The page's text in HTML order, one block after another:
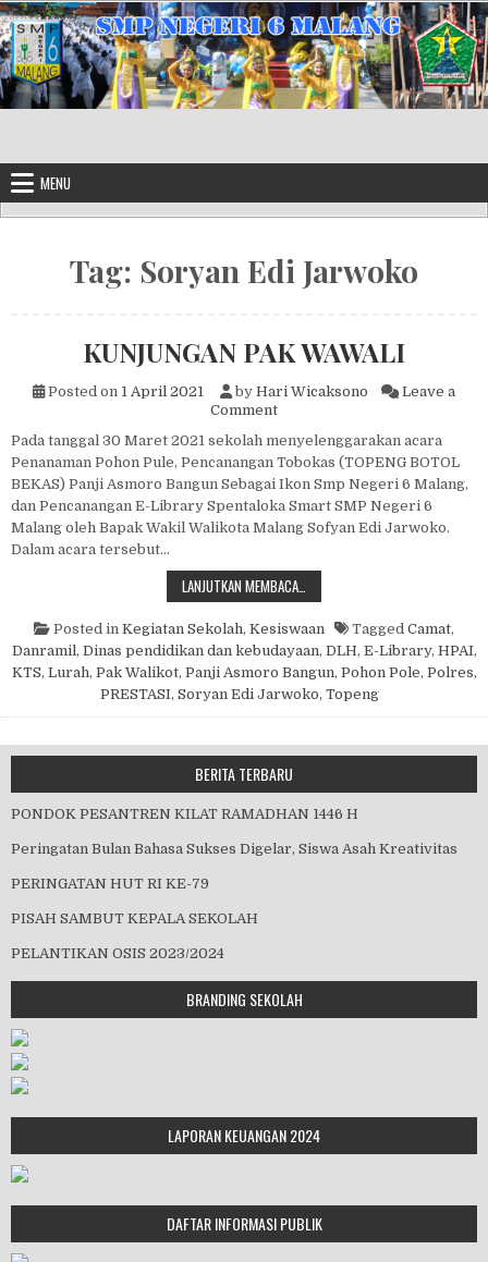
Skip to content
MENU
Tag: Soryan Edi Jarwoko
KUNJUNGAN PAK WAWALI
Posted on 1 April 2021 by Hari Wicaksono
Leave a
Commenton KUNJUNGAN PAK
Pada tanggal 30 Maret 2021 sekolah menyelenggarakan acara
Penanaman Pohon Pule, Pencanangan Tobokas (TOPENG BOTOL
BEKAS) Panji Asmoro Bangun Sebagai Ikon Smp Negeri 6 Malang,
dan Pencanangan E-Library Spentaloka Smart SMP Negeri 6
Malang oleh Bapak Wakil Walikota Malang Sofyan Edi Jarwoko.
Dalam acara tersebut…
LANJUTKAN MEMBACA…
Posted in Kegiatan Sekolah, Kesiswaan Tagged Camat,
Danramil , Dinas pendidikan dan kebudayaan, DLH, E-Library, HPAI,
KTS, Lurah, Pak Walikot, Panji Asmoro Bangun, Pohon Pole, Polres,
PRESTASI, Soryan Edi Jarwoko, Topeng
BERITA TERBARU
PONDOK PESANTREN KILAT RAMADHAN 1446 H
Peringatan Bulan Bahasa Sukses Digelar, Siswa Asah Kreativitas
PERINGATAN HUT RI KE-79
PISAH SAMBUT KEPALA SEKOLAH
PELANTIKAN OSIS 2023/2024
BRANDING SEKOLAH
LAPORAN KEUANGAN 2024
DAFTAR INFORMASI PUBLIK